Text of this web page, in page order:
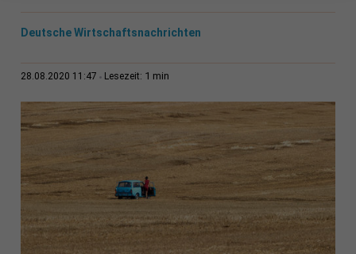
Deutsche Wirtschaftsnachrichten
28.08.2020 11:47 Lesezeit: 1 min